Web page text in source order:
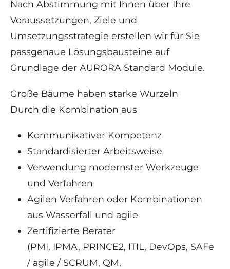
Nach Abstimmung mit Ihnen über Ihre
Voraussetzungen, Ziele und
Umsetzungsstrategie erstellen wir für Sie
passgenaue Lösungsbausteine auf
Grundlage der AURORA Standard Module.
Große Bäume haben starke Wurzeln
Durch die Kombination aus
Kommunikativer Kompetenz
Standardisierter Arbeitsweise
Verwendung modernster Werkzeuge
und Verfahren
Agilen Verfahren oder Kombinationen
aus Wasserfall und agile
Zertifizierte Berater
(PMI, IPMA, PRINCE2, ITIL, DevOps, SAFe
/ agile / SCRUM, QM,